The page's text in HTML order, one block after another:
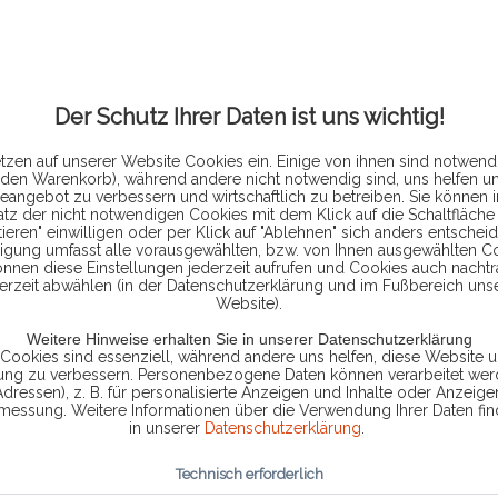
Der Schutz Ihrer Daten ist uns wichtig!
auf unserer Website Cookies ein. Einige von ihnen sind
Warenkorb), während andere nicht notwendig sind, uns helfen
zu verbessern und wirtschaftlich zu betreiben. Sie können
der nicht notwendigen Cookies mit dem Klick auf die Schaltfläche
einwilligen oder per Klick auf "Ablehnen" sich anders
umfasst alle vorausgewählten, bzw. von Ihnen ausgewählten
diese Einstellungen jederzeit aufrufen und Cookies auch
abwählen (in der Datenschutzerklärung und im Fußbereich
Website).
Weitere Hinweise erhalten Sie in unserer Datenschutzerklärung
sind essenziell, während andere uns helfen, diese Website
zu verbessern. Personenbezogene Daten können verarbeitet
z. B. für personalisierte Anzeigen und Inhalte oder
Weitere Informationen über die Verwendung Ihrer Daten
in unserer Datenschutzerklärung
Technisch erforderlich
Lieferzeit
Artikel-Nr.: